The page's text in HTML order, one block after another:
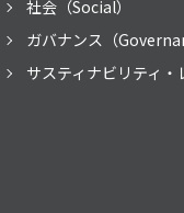
社会（Social）
ガバナンス（
サスティナビリティ・